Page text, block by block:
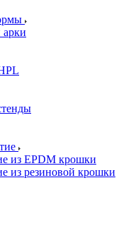
арки
из EPDM крошки
из резиновой крошки